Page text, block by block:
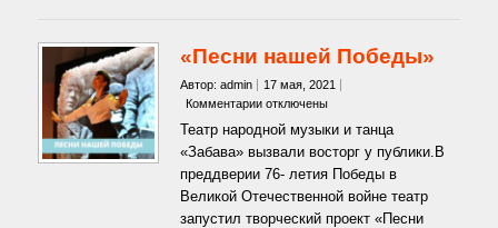
«Песни нашей Победы»
Автор: admin
17 мая, 2021
Комментариик
записи
«Песни
нашей
Победы»
отключены
Театр народной музыки и танца
«Забава» вызвали восторг у публики.В
преддверии 76- летия Победы в
Великой Отечественной войне театр
запустил творческий проект «Песни